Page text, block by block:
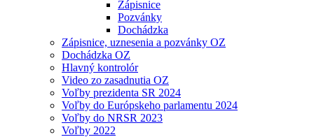
Zápisnice
Pozvánky
Dochádzka
Zápisnice, uznesenia a pozvánky OZ
Dochádzka OZ
Hlavný kontrolór
Video zo zasadnutia OZ
Voľby prezidenta SR 2024
Voľby do Európskeho parlamentu 2024
Voľby do NRSR 2023
Voľby 2022